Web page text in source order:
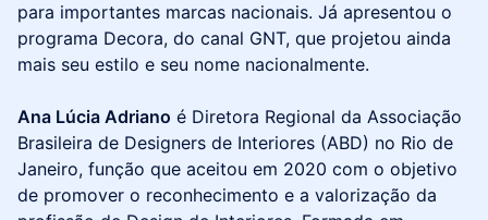
para importantes marcas nacionais. Já apresentou o
programa Decora, do canal GNT, que projetou ainda
mais seu estilo e seu nome nacionalmente.
Ana Lúcia Adriano é Diretora Regional da Associação
Brasileira de Designers de Interiores (ABD) no Rio de
Janeiro, função que aceitou em 2020 com o objetivo
de promover o reconhecimento e a valorização da